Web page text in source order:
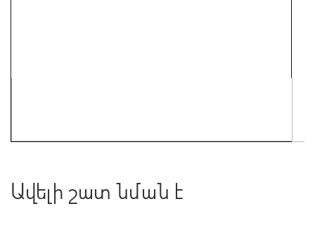
Ավելի շատ նման է